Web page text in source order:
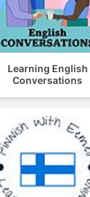
Learning English
Conversations